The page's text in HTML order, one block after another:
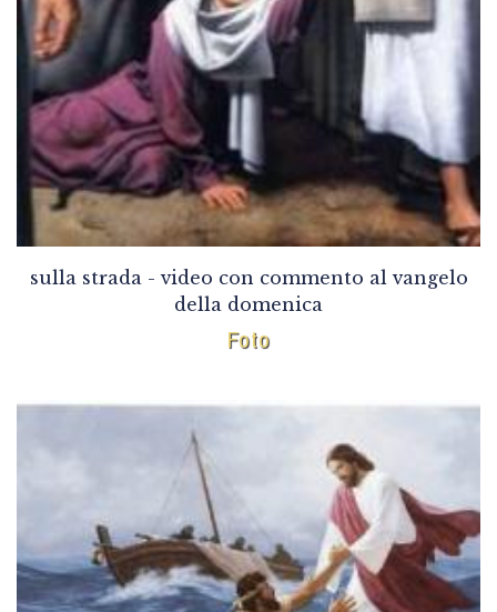
sulla strada - video con commento al vangelo
della domenica
Foto